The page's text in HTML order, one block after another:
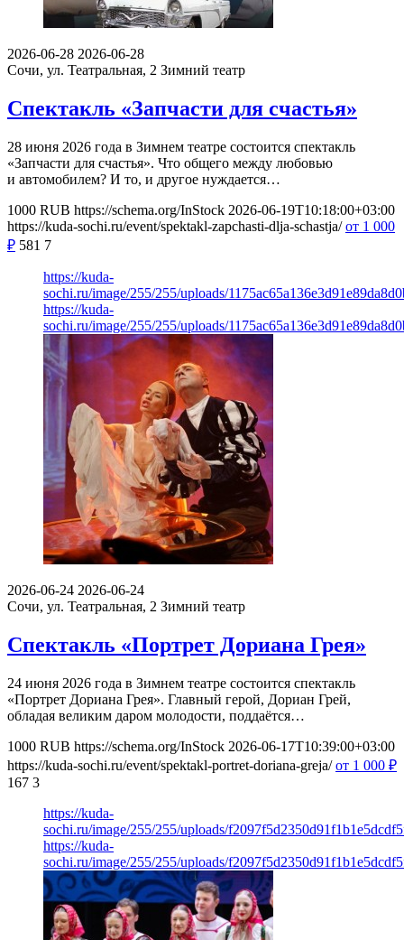
2026-06-28 2026-06-28
Сочи, ул. Театральная, 2 Зимний театр
Спектакль «Запчасти для счастья»
28 июня 2026 года в Зимнем театре состоится спектакль
«Запчасти для счастья». Что общего между любовью
и автомобилем? И то, и другое нуждается…
1000 RUB https://schema.org/InStock 2026-06-19T10:18:00+03:00
https://kuda-sochi.ru/event/spektakl-zapchasti-dlja-schastja/ от 1 000
₽ 581 7
https://kuda-
sochi.ru/image/255/255/uploads/
https://kuda-
sochi.ru/image/255/255/uploads/
2026-06-24 2026-06-24
Сочи, ул. Театральная, 2 Зимний театр
Спектакль «Портрет Дориана Грея»
24 июня 2026 года в Зимнем театре состоится спектакль
«Портрет Дориана Грея». Главный герой, Дориан Грей,
обладая великим даром молодости, поддаётся…
1000 RUB https://schema.org/InStock 2026-06-17T10:39:00+03:00
https://kuda-sochi.ru/event/spektakl-portret-doriana-greja/ от 1 000 ₽
167 3
https://kuda-
sochi.ru/image/255/255/uploads/
https://kuda-
sochi.ru/image/255/255/uploads/